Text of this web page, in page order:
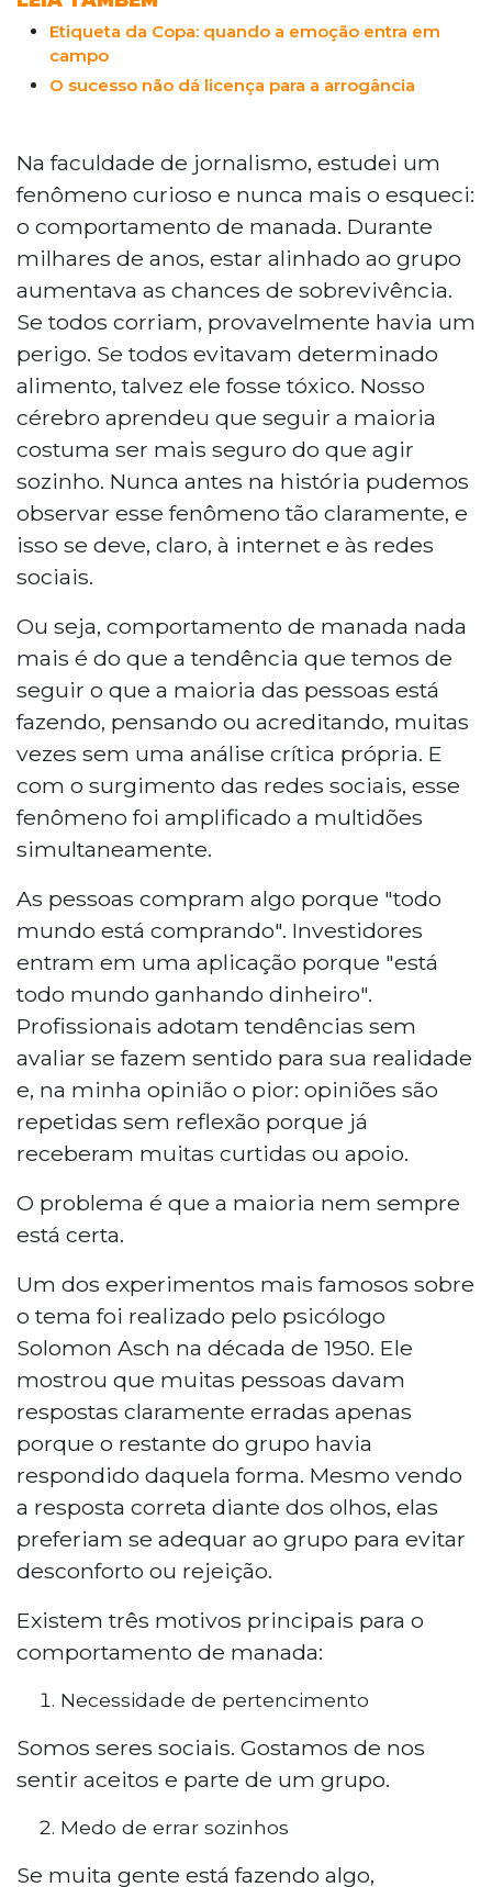
Etiqueta da Copa: quando a emoção entra em
campo
O sucesso não dá licença para a arrogância
Na faculdade de jornalismo, estudei um
fenômeno curioso e nunca mais o esqueci:
o comportamento de manada. Durante
milhares de anos, estar alinhado ao grupo
aumentava as chances de sobrevivência.
Se todos corriam, provavelmente havia um
perigo. Se todos evitavam determinado
alimento, talvez ele fosse tóxico. Nosso
cérebro aprendeu que seguir a maioria
costuma ser mais seguro do que agir
sozinho. Nunca antes na história pudemos
observar esse fenômeno tão claramente, e
isso se deve, claro, à internet e às redes
sociais.
Ou seja, comportamento de manada nada
mais é do que a tendência que temos de
seguir o que a maioria das pessoas está
fazendo, pensando ou acreditando, muitas
vezes sem uma análise crítica própria. E
com o surgimento das redes sociais, esse
fenômeno foi amplificado a multidões
simultaneamente.
As pessoas compram algo porque "todo
mundo está comprando". Investidores
entram em uma aplicação porque "está
todo mundo ganhando dinheiro".
Profissionais adotam tendências sem
avaliar se fazem sentido para sua realidade
e, na minha opinião o pior: opiniões são
repetidas sem reflexão porque já
receberam muitas curtidas ou apoio.
O problema é que a maioria nem sempre
está certa.
Um dos experimentos mais famosos sobre
o tema foi realizado pelo psicólogo
Solomon Asch na década de 1950. Ele
mostrou que muitas pessoas davam
respostas claramente erradas apenas
porque o restante do grupo havia
respondido daquela forma. Mesmo vendo
a resposta correta diante dos olhos, elas
preferiam se adequar ao grupo para evitar
desconforto ou rejeição.
Existem três motivos principais para o
comportamento de manada:
Necessidade de pertencimento
Somos seres sociais. Gostamos de nos
sentir aceitos e parte de um grupo.
Medo de errar sozinhos
Se muita gente está fazendo algo,